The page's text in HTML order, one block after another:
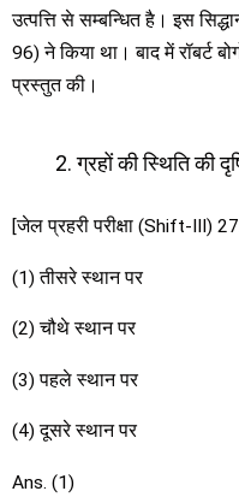
उत्पत्ति से सम्बन्धित है। इस
96) ने किया था। बाद में रॉबर्ट
प्रस्तुत की।
ग्रहों की स्थिति की
[जेल प्रहरी परीक्षा (Shift-III)
(1) तीसरे स्थान पर
(2) चौथे स्थान पर
(3) पहले स्थान पर
(4) दूसरे स्थान पर
Ans. (1)